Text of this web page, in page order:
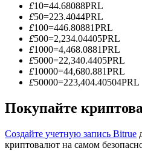
за копи-трейдинг
Информация
£10=44.68088PRL
£50=223.4044PRL
£100=446.80881PRL
£500=2,234.04405PRL
£1000=4,468.0881PRL
£5000=22,340.4405PRL
£10000=44,680.881PRL
£50000=223,404.40504PRL
Покупайте
Создайте учетную запись Bitrue
криптовалют на самом